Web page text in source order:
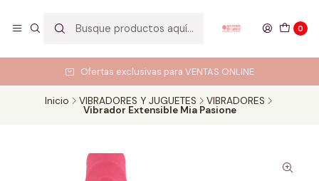
0
Ofertas exclusivas para VENTAS ONLINE
Inicio VIBRADORES Y JUGUETES VIBRADORES
Vibrador Extensible Mia Pasione